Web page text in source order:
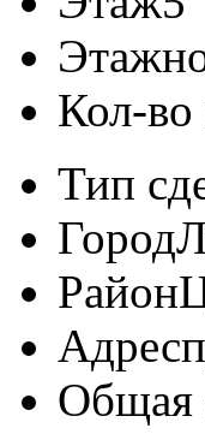
Кол-во
Тип
Город
Район
Адрес
Общая